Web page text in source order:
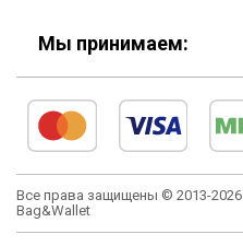
Мы принимаем:
Все права защищены © 2013-2026
Bag&Wallet